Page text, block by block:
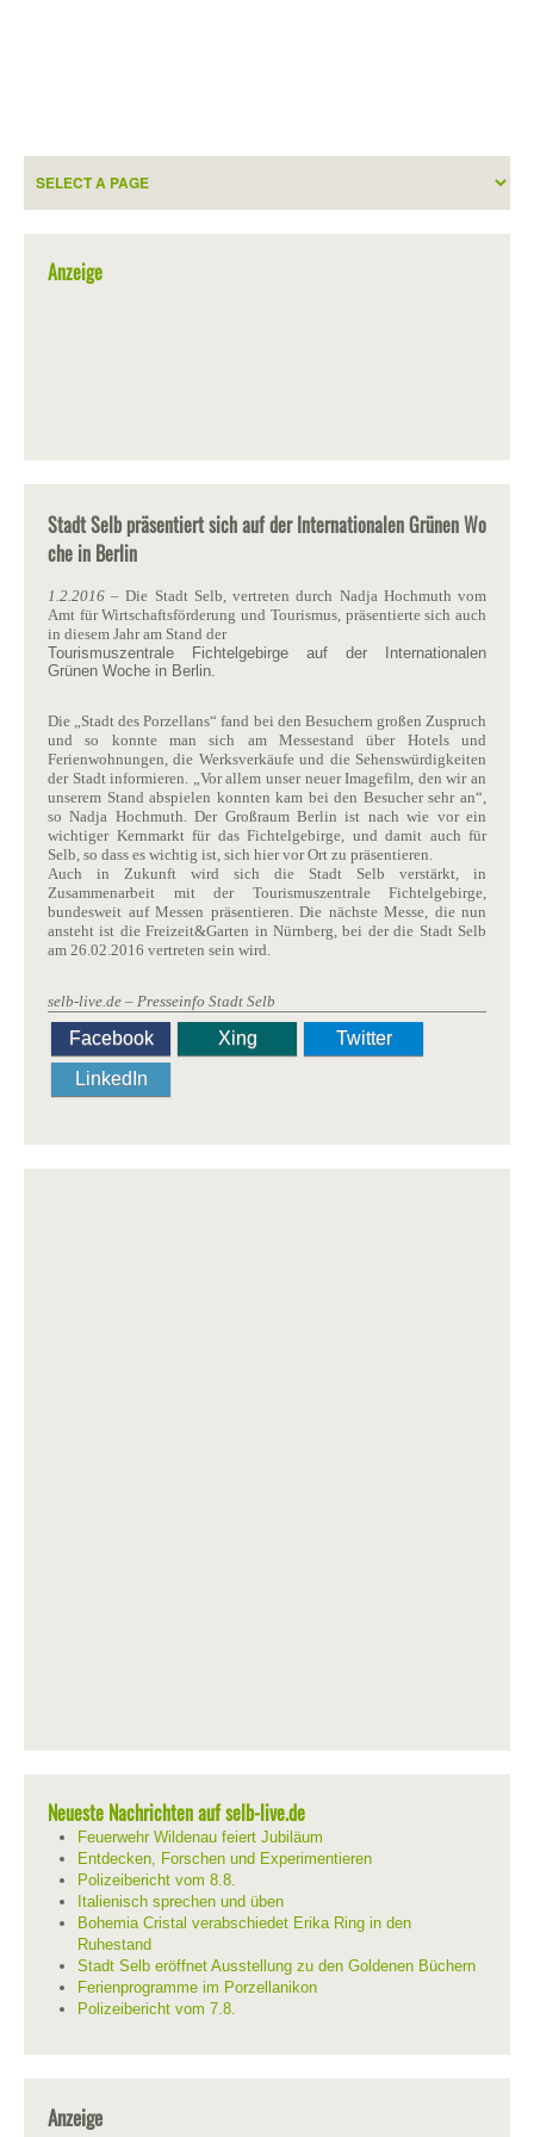
Anzeige
Stadt Selb präsentiert sich auf der Internationalen Grünen Wo
che in Berlin
1.2.2016 – Die Stadt Selb, vertreten durch Nadja Hochmuth vom
Amt für Wirtschaftsförderung und Tourismus, präsentierte sich auch
in diesem Jahr am Stand der
Tourismuszentrale Fichtelgebirge auf der Internationalen
Grünen Woche in Berlin.
Die „Stadt des Porzellans“ fand bei den Besuchern großen Zuspruch
und so konnte man sich am Messestand über Hotels und
Ferienwohnungen, die Werksverkäufe und die Sehenswürdigkeiten
der Stadt informieren. „Vor allem unser neuer Imagefilm, den wir an
unserem Stand abspielen konnten kam bei den Besucher sehr an“,
so Nadja Hochmuth. Der Großraum Berlin ist nach wie vor ein
wichtiger Kernmarkt für das Fichtelgebirge, und damit auch für
Selb, so dass es wichtig ist, sich hier vor Ort zu präsentieren.
Auch in Zukunft wird sich die Stadt Selb verstärkt, in
Zusammenarbeit mit der Tourismuszentrale Fichtelgebirge,
bundesweit auf Messen präsentieren. Die nächste Messe, die nun
ansteht ist die Freizeit&Garten in Nürnberg, bei der die Stadt Selb
am 26.02.2016 vertreten sein wird.
selb-live.de – Presseinfo Stadt Selb
Facebook Xing
Twitter
LinkedIn
Neueste Nachrichten auf selb-live.de
Feuerwehr Wildenau feiert Jubiläum
Entdecken, Forschen und Experimentieren
Polizeibericht vom 8.8.
Italienisch sprechen und üben
Bohemia Cristal verabschiedet Erika Ring in den
Ruhestand
Stadt Selb eröffnet Ausstellung zu den Goldenen Büchern
Ferienprogramme im Porzellanikon
Polizeibericht vom 7.8.
Anzeige